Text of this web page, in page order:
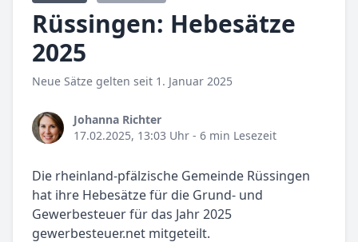
Rüssingen: Hebesätze
2025
Neue Sätze gelten seit 1. Januar 2025
Johanna Richter
17.02.2025, 13:03 Uhr - 6 min Lesezeit
Die rheinland-pfälzische Gemeinde Rüssingen
hat ihre Hebesätze für die Grund- und
Gewerbesteuer für das Jahr 2025
gewerbesteuer.net mitgeteilt.